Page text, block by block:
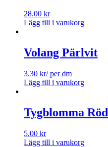
28.00 kr
Lägg till i varukorg
Volang Pärlvit
3.30 kr/ per dm
Lägg till i varukorg
Tygblomma Röd
5.00 kr
Lägg till i varukorg